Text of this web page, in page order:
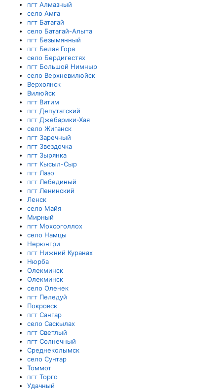
пгт Алмазный
село Амга
пгт Батагай
село Батагай-Алыта
пгт Безымянный
пгт Белая Гора
село Бердигестях
пгт Большой Нимныр
село Верхневилюйск
Верхоянск
Вилюйск
пгт Витим
пгт Депутатский
пгт Джебарики-Хая
село Жиганск
пгт Заречный
пгт Звездочка
пгт Зырянка
пгт Кысыл-Сыр
пгт Лазо
пгт Лебединый
пгт Ленинский
Ленск
село Майя
Мирный
пгт Мохсоголлох
село Намцы
Нерюнгри
пгт Нижний Куранах
Нюрба
Олекминск
Олекминск
село Оленек
пгт Пеледуй
Покровск
пгт Сангар
село Саскылах
пгт Светлый
пгт Солнечный
Среднеколымск
село Сунтар
Томмот
пгт Торго
Удачный